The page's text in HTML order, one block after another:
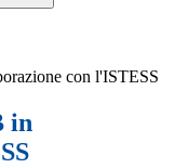
con l'ISTESS
in